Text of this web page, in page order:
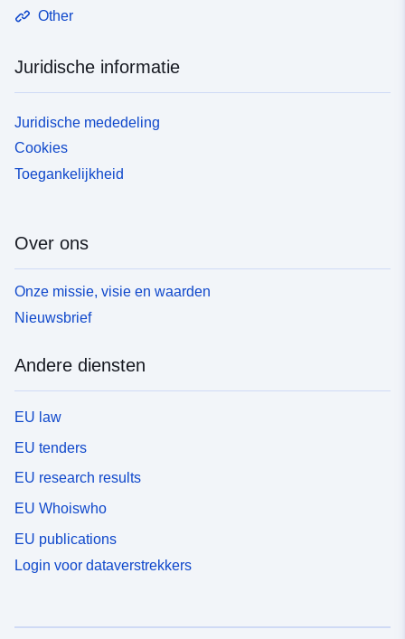
Other
Juridische informatie
Juridische mededeling
Cookies
Toegankelijkheid
Over ons
Onze missie, visie en waarden
Nieuwsbrief
Andere diensten
EU law
EU tenders
EU research results
EU Whoiswho
EU publications
Login voor dataverstrekkers